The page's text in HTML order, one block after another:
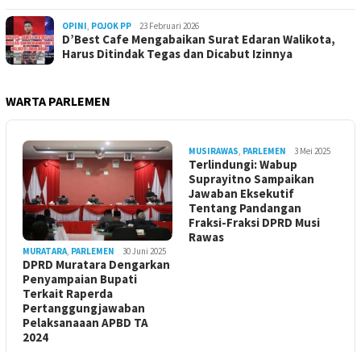
OPINI, POJOK PP 23 Februari 2026
D’Best Cafe Mengabaikan Surat Edaran Walikota,
Harus Ditindak Tegas dan Dicabut Izinnya
WARTA PARLEMEN
MURATARA, PARLEMEN 30 Juni 2025
DPRD Muratara Dengarkan
Penyampaian Bupati
Terkait Raperda
Pertanggungjawaban
Pelaksanaaan APBD TA
2024
MUSIRAWAS, PARLEMEN 3 Mei 2025
Terlindungi: Wabup
Suprayitno Sampaikan
Jawaban Eksekutif
Tentang Pandangan
Fraksi-Fraksi DPRD Musi
Rawas